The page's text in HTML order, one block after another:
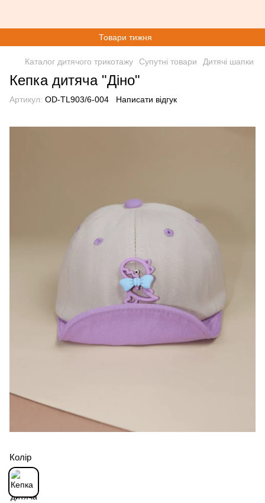
Товари тижня
Каталог дитячого трикотажу Супутні товари Дитячі шапки
Кепка дитяча "Діно"
Артикул: OD-TL903/6-004 Написати відгук
Колір